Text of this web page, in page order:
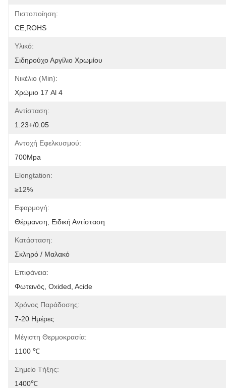
Πιστοποίηση:
CE,ROHS
Υλικό:
Σιδηρούχο Αργίλιο Χρωμίου
Νικέλιο (min):
Χρώμιο 17 Al 4
Αντίσταση:
1.23+/0.05
Αντοχή Εφελκυσμού:
700Mpa
Elongtation:
≥12%
Εφαρμογή:
Θέρμανση, Ειδική Αντίσταση
Κατάσταση:
Σκληρό / Μαλακό
Επιφάνεια:
Φωτεινός, Oxided, Acide
Χρόνος Παράδοσης:
7-20 Ημέρες
Μέγιστη Θερμοκρασία:
1100 ℃
Σημείο Τήξης:
1400℃